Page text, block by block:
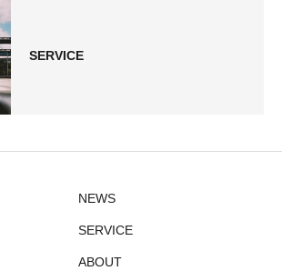
SERVICE
NEWS
SERVICE
ABOUT